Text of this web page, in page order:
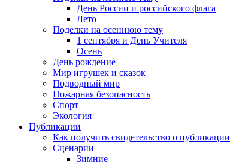
День России и российского флага
Лето
Поделки на осеннюю тему
1 сентября и День Учителя
Осень
День рождение
Мир игрушек и сказок
Подводный мир
Пожарная безопасность
Спорт
Экология
Публикации
Как получить свидетельство о публикации
Сценарии
Зимние